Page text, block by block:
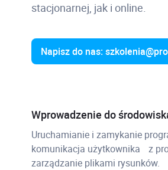
stacjonarnej, jak i online.
Napisz do nas:
Wprowadzenie do
Uruchamianie i zamykanie
komunikacja użytkownika z
zarządzanie plikami rysunków.